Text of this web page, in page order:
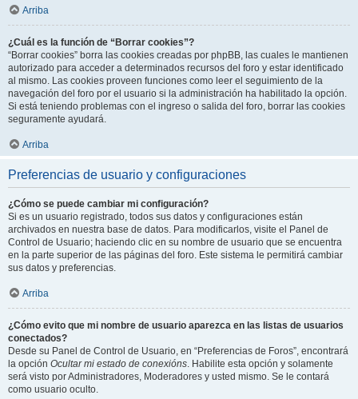
Arriba
¿Cuál es la función de “Borrar cookies”?
“Borrar cookies” borra las cookies creadas por phpBB, las cuales le mantienen
autorizado para acceder a determinados recursos del foro y estar identificado
al mismo. Las cookies proveen funciones como leer el seguimiento de la
navegación del foro por el usuario si la administración ha habilitado la opción.
Si está teniendo problemas con el ingreso o salida del foro, borrar las cookies
seguramente ayudará.
Arriba
Preferencias de usuario y configuraciones
¿Cómo se puede cambiar mi configuración?
Si es un usuario registrado, todos sus datos y configuraciones están
archivados en nuestra base de datos. Para modificarlos, visite el Panel de
Control de Usuario; haciendo clic en su nombre de usuario que se encuentra
en la parte superior de las páginas del foro. Este sistema le permitirá cambiar
sus datos y preferencias.
Arriba
¿Cómo evito que mi nombre de usuario aparezca en las listas de usuarios
conectados?
Desde su Panel de Control de Usuario, en “Preferencias de Foros”, encontrará
la opción Ocultar mi estado de conexións. Habilite esta opción y solamente
será visto por Administradores, Moderadores y usted mismo. Se le contará
como usuario oculto.